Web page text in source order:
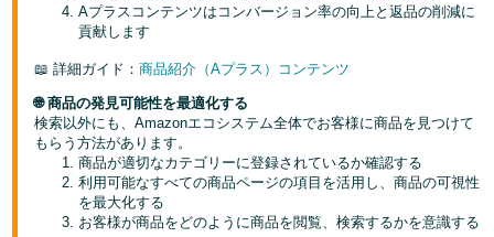
Aプラスコンテンツはコンバージョン率の向上と返品の削減に
貢献します
📖 詳細ガイド：商品紹介（Aプラス）コンテンツ
🌐 商品の発見可能性を最適化する
検索以外にも、Amazonエコシステム全体でお客様に商品を見つけて
もらう方法があります。
商品が適切なカテゴリーに登録されているか確認する
利用可能なすべての商品ページの項目を活用し、商品の可視性
を最大化する
お客様が商品をどのように商品を閲覧、検索するかを意識する